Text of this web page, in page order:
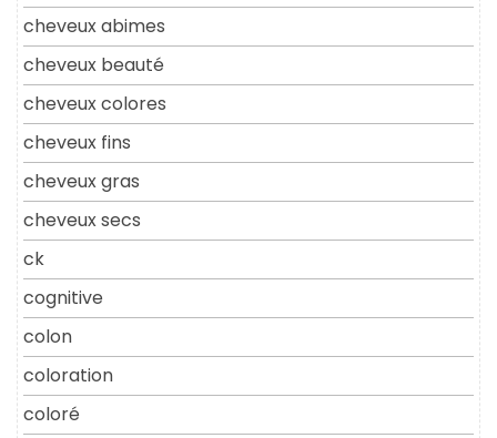
cheveux abimes
cheveux beauté
cheveux colores
cheveux fins
cheveux gras
cheveux secs
ck
cognitive
colon
coloration
coloré